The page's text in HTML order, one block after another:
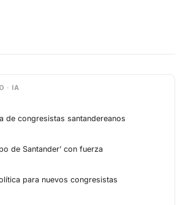
· IA
de congresistas santandereanos
de Santander’ con fuerza
para nuevos congresistas